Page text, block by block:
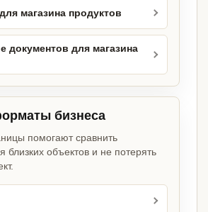
магазина продуктов
документов для магазина
бизнеса
помогают сравнить
близких объектов и не потерять